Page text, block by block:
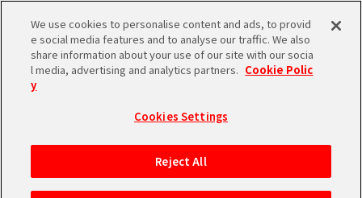
検索
みんなのコーードヴェイン✌ 第11回
「レシピ開発！」
We use cookies to personalise content and ads, to provid
e social media features and to analyse our traffic. We also
share information about your use of our site with our socia
l media, advertising and analytics partners. Cookie Polic
y
Cookies Settings
Reject All